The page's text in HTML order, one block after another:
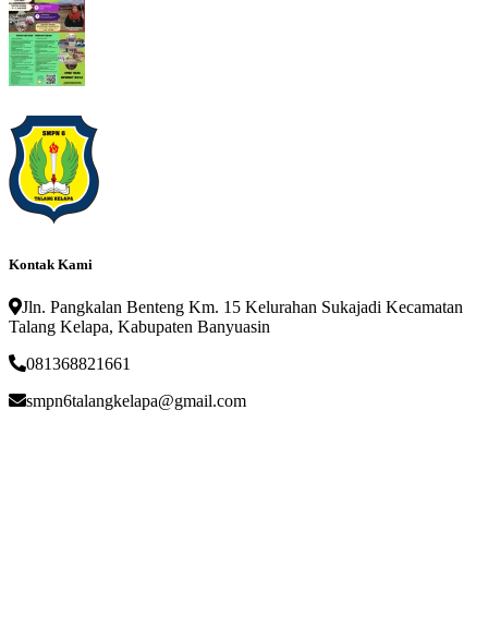
Kontak Kami
Jln. Pangkalan Benteng Km. 15 Kelurahan Sukajadi Kecamatan
Talang Kelapa, Kabupaten Banyuasin
081368821661
smpn6talangkelapa@gmail.com